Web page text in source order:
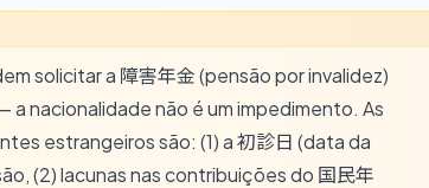
solicitar a 障害年金 (pensão por invalidez)
nacionalidade não é um impedimento. As
estrangeiros são: (1) a 初診日 (data da
(2) lacunas nas contribuições do 国民年